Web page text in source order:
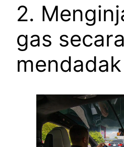
2.
gas secara
mendadak